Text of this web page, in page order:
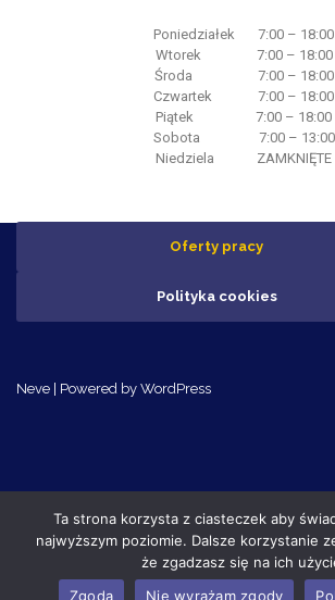
Poniedziałek 7:00 – 18:00
Wtorek 7:00 – 18:00
Środa 7:00 – 18:00
Czwartek 7:00 – 18:00
Piątek 7:00 – 18:00
Sobota 7:00 – 13:00
Niedziela ZAMKNIĘTE
Oferty pracy
Polityka cookies
Neve | Powered by WordPress
Ta strona korzysta z ciasteczek aby
najwyższym poziomie. Dalsze korzystanie
że zgadzasz się na ich
Zgoda
Nie wyrażam zgody